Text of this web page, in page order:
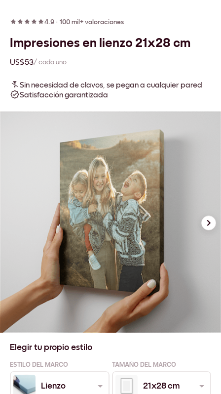
4.9 · 100 mil+ valoraciones
Impresiones en lienzo 21x28 cm
US$53/ cada uno
Sin necesidad de clavos, se pegan a cualquier pared
Satisfacción garantizada
Elegir tu propio estilo
ESTILO DEL MARCO TAMAÑO DEL MARCO
Lienzo 21x28 cm